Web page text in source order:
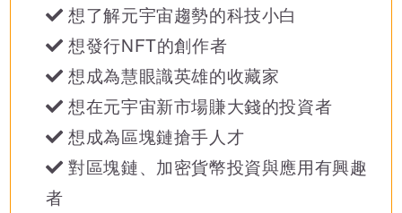
想了解元宇宙趨勢的科技小白
想發行NFT的創作者
想成為慧眼識英雄的收藏家
想在元宇宙新市場賺大錢的投資者
想成為區塊鏈搶手人才
對區塊鏈、加密貨幣投資與應用有興趣
者